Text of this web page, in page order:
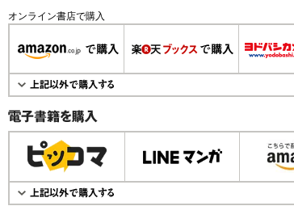
オンライン書店で購入
電子書籍で購入